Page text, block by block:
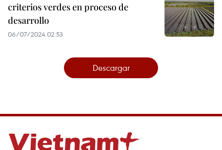
criterios verdes en proceso de
desarrollo
06/07/2024 02:53
Descargar